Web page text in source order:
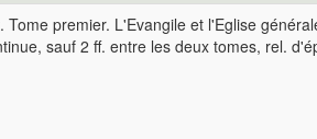
premier. L'Evangile et l'Eglise
sauf 2 ff. entre les deux tomes, rel.